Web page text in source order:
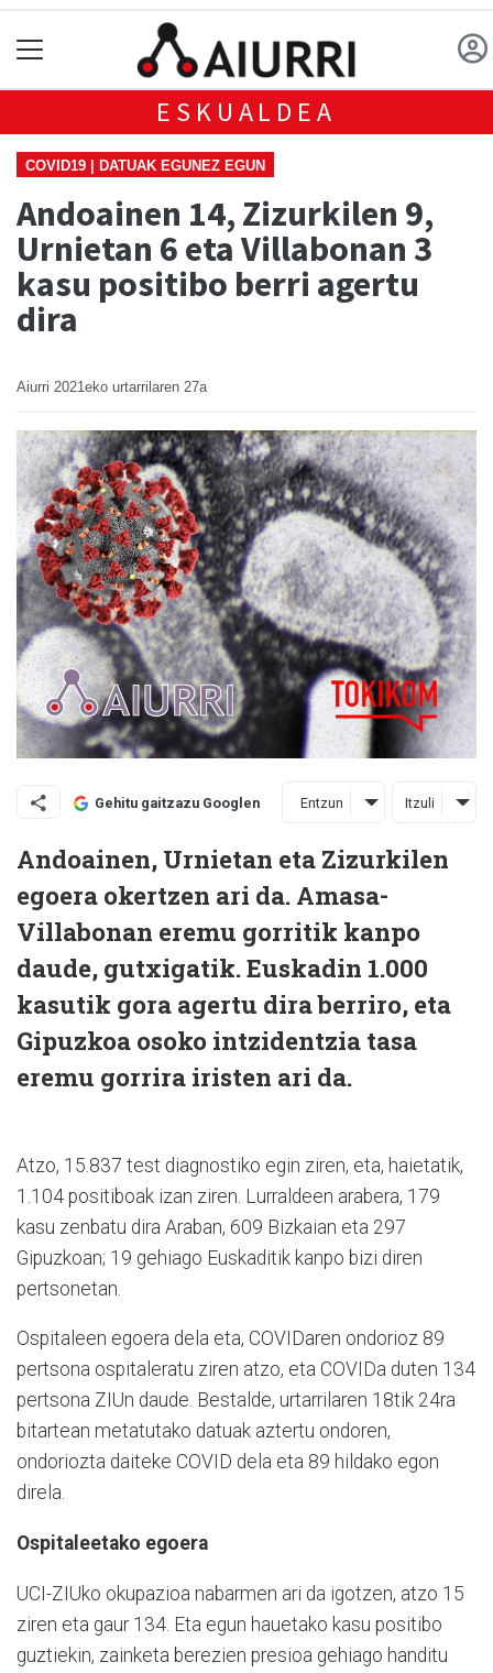
ESKUALDEA
COVID19 | DATUAK EGUNEZ EGUN
Andoainen 14, Zizurkilen 9,
Urnietan 6 eta Villabonan 3
kasu positibo berri agertu
dira
Aiurri 2021eko urtarrilaren 27a
Gehitu gaitzazu Googlen Entzun Itzuli
Andoainen, Urnietan eta Zizurkilen
egoera okertzen ari da. Amasa-
Villabonan eremu gorritik kanpo
daude, gutxigatik. Euskadin 1.000
kasutik gora agertu dira berriro, eta
Gipuzkoa osoko intzidentzia tasa
eremu gorrira iristen ari da.
Atzo, 15.837 test diagnostiko egin ziren, eta, haietatik,
1.104 positiboak izan ziren. Lurraldeen arabera, 179
kasu zenbatu dira Araban, 609 Bizkaian eta 297
Gipuzkoan; 19 gehiago Euskaditik kanpo bizi diren
pertsonetan.
Ospitaleen egoera dela eta, COVIDaren ondorioz 89
pertsona ospitaleratu ziren atzo, eta COVIDa duten 134
pertsona ZIUn daude. Bestalde, urtarrilaren 18tik 24ra
bitartean metatutako datuak aztertu ondoren,
ondoriozta daiteke COVID dela eta 89 hildako egon
direla.
Ospitaleetako egoera
UCI-ZIUko okupazioa nabarmen ari da igotzen, atzo 15
ziren eta gaur 134. Eta egun hauetako kasu positibo
guztiekin, zainketa berezien presioa gehiago handitu